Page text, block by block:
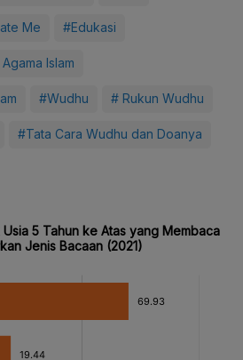
Me #Edukasi
Islam
#Wudhu # Rukun Wudhu
#Tata Cara Wudhu dan Doanya